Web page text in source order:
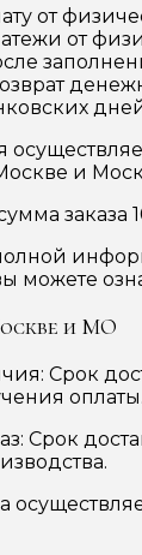
от
от
и
заказа
можете
и МО
Срок
Срок